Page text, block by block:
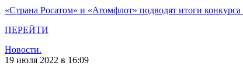
«Страна Росатом» и «Атомфлот» подводят итоги
ПЕРЕЙТИ
Новости.
19 июля 2022 в 16:09